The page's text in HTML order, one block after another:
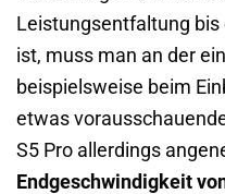
Leistungsentfaltung
ist, muss man an der
beispielsweise beim
etwas
S5 Pro allerdings
Endgeschwindigkeit